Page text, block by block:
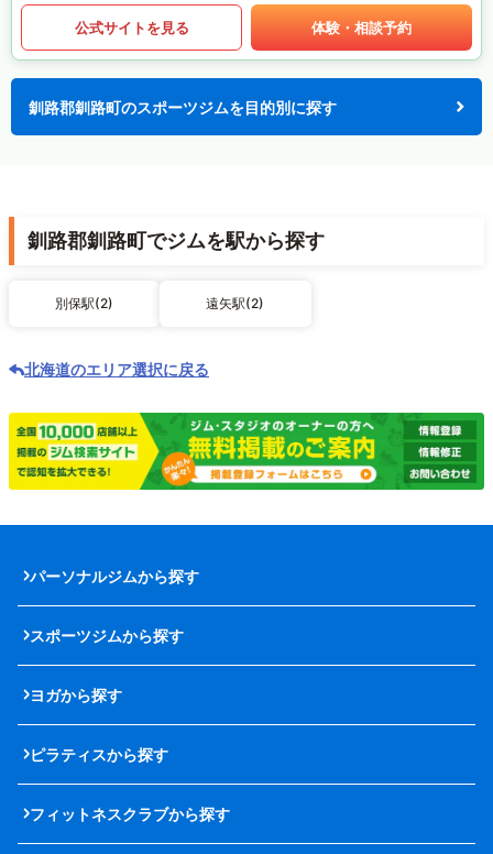
公式サイトを見る 体験・相談予約
釧路郡釧路町のスポーツジムを目的別に探す
釧路郡釧路町でジムを駅から探す
別保駅(2) 遠矢駅(2)
北海道のエリア選択に戻る
パーソナルジムから探す
スポーツジムから探す
ヨガから探す
ピラティスから探す
フィットネスクラブから探す